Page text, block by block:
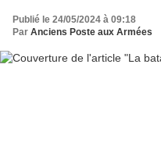
Publié le 24/05/2024 à 09:18
Par Anciens Poste aux Armées